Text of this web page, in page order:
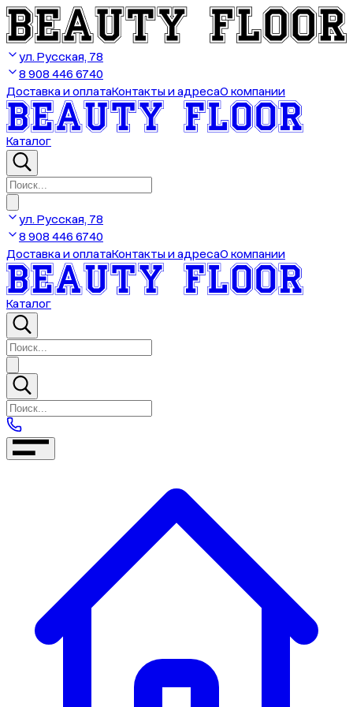
ул. Русская, 78
8 908 446 6740
Доставка и оплатаКонтакты и адресаО компании
Каталог
ул. Русская, 78
8 908 446 6740
Доставка и оплатаКонтакты и адресаО компании
Каталог